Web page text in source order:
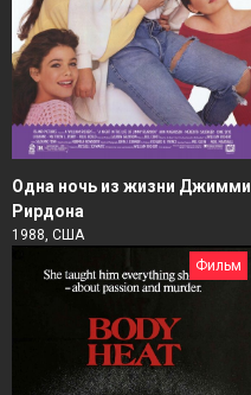
Одна ночь из жизни Джимми
Рирдона
1988, США
Фильм